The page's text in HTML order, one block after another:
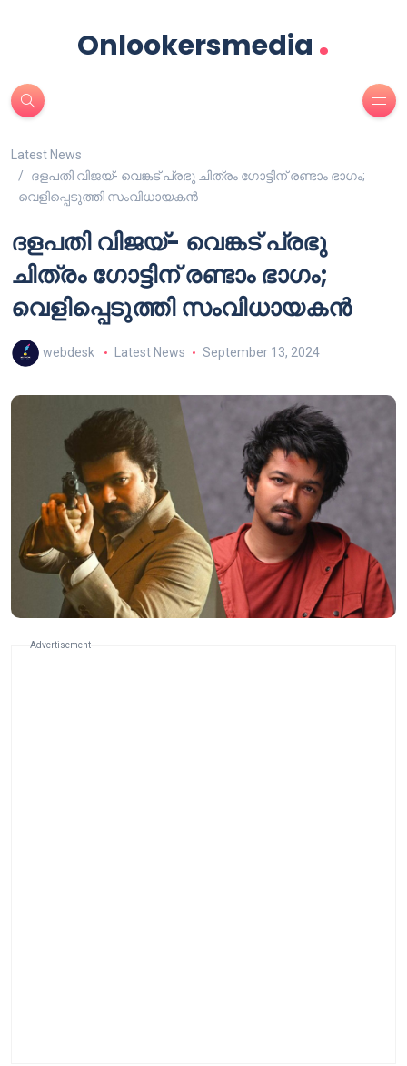
Onlookersmedia .
Latest News
ദളപതി വിജയ്- വെങ്കട് പ്രഭു ചിത്രം ഗോട്ടിന് രണ്ടാം ഭാഗം;
വെളിപ്പെടുത്തി സംവിധായകൻ
ദളപതി വിജയ്- വെങ്കട് പ്രഭു
ചിത്രം ഗോട്ടിന് രണ്ടാം ഭാഗം;
വെളിപ്പെടുത്തി സംവിധായകൻ
webdesk Latest News September 13, 2024
Advertisement